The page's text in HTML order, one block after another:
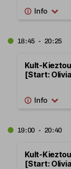
18:45 - 20:25
Kult-
[Start:
19:00 - 20:40
Kult-
[Start: